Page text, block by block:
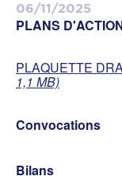
06/11/2025
PLANS
PLAQUETTE
1,1 MB)
Convocations
Bilans